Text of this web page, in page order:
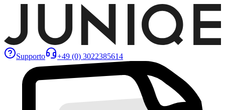
Supporto +49 (0) 3022385614